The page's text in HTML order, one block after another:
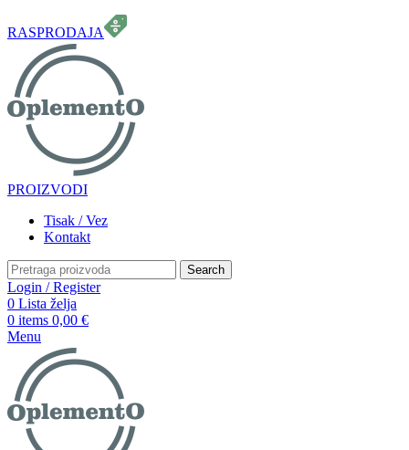
RASPRODAJA
PROIZVODI
Tisak / Vez
Kontakt
Search
Login / Register
0 Lista želja
0 items 0,00 €
Menu